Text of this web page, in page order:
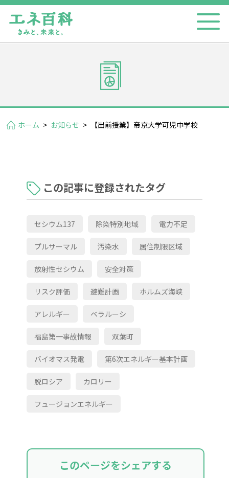
ホーム > お知らせ > 【出前授業】帝京大学可児中学校
この記事に登録されたタグ
セシウム137 除染特別地域 電力不足
プルサーマル 汚染水 居住制限区域
放射性セシウム 安全対策
リスク評価 避難計画 ホルムズ海峡
アレルギー ベラルーシ
福島第一事故情報 双葉町
バイオマス発電 第6次エネルギー基本計画
脱ロシア カロリー
フュージョンエネルギー
このページをシェアする